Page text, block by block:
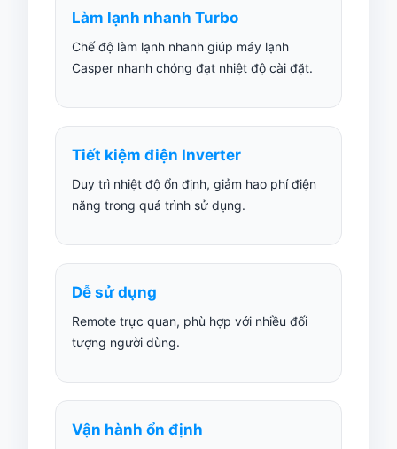
Làm lạnh nhanh Turbo
Chế độ làm lạnh nhanh giúp máy lạnh
Casper nhanh chóng đạt nhiệt độ cài đặt.
Tiết kiệm điện Inverter
Duy trì nhiệt độ ổn định, giảm hao phí điện
năng trong quá trình sử dụng.
Dễ sử dụng
Remote trực quan, phù hợp với nhiều đối
tượng người dùng.
Vận hành ổn định